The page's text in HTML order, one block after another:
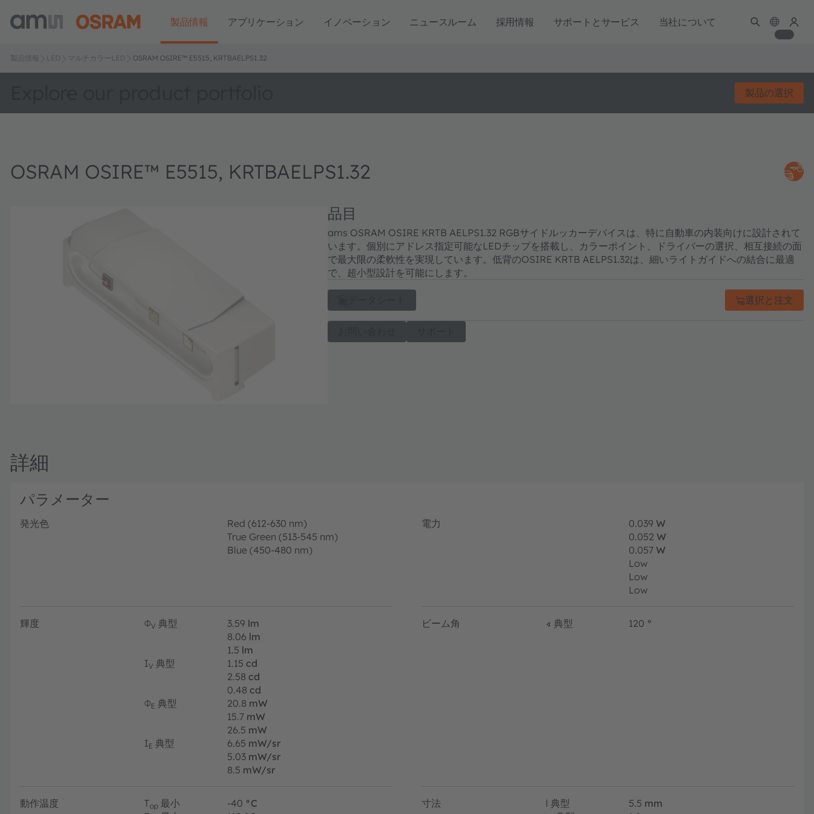
製品情報 アプリケーション イノベーション ニュースルーム 採用情報 サポートとサービス 当社について
製品情報 LED マルチカラーLED OSRAM OSIRE™ E5515, KRTBAELPS1.32
製品の選択
OSRAM OSIRE™ E5515, KRTBAELPS1.32
品目
ams OSRAM OSIRE KRTB AELPS1.32 RGBサイドルッカーデバイスは、特に自動車の内装向けに設計されて
います。個別にアドレス指定可能なLEDチップを搭載し、カラーポイント、ドライバーの選択、相互接続の面
で最大限の柔軟性を実現しています。低背のOSIRE KRTB AELPS1.32は、細いライトガイドへの結合に最適
で、超小型設計を可能にします。
選択と注文
詳細
パラメーター
発光色
Red (612-630 nm)
True Green (513-545 nm)
Blue (450-480 nm)
電力 0.039 W
0.052 W
0.057 W
Low
Low
Low
輝度 ΦV 典型 3.59 lm
8.06 lm
1.5 lm
IV 典型 1.15 cd
2.58 cd
0.48 cd
ΦE 典型 20.8 mW
15.7 mW
26.5 mW
IE 典型 6.65 mW/sr
5.03 mW/sr
8.5 mW/sr
ビーム角 ∢ 典型 120 °
動作温度 Top 最小 -40 °C
寸法 l 典型 5.5 mm